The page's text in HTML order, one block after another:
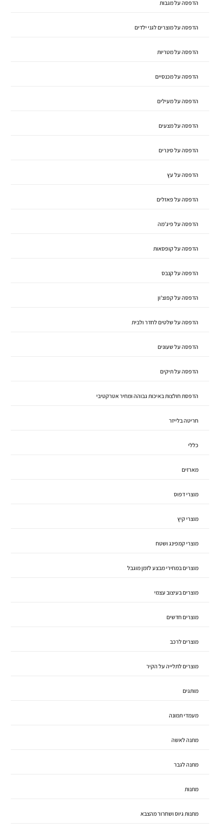
הדפסה על מגבות
הדפסה על מוצרים לגני ילדים
הדפסה על מטריות
הדפסה על מכנסיים
הדפסה על מעילים
הדפסה על מצעים
הדפסה על סינרים
הדפסה על עץ
הדפסה על פאזלים
הדפסה על פיג'מה
הדפסה על קופסאות
הדפסה על קנבס
הדפסה על קפוצ'ון
הדפסה על שלטים לחדר ולבית
הדפסה על שעונים
הדפסה על תיקים
הדפסת חולצות באיכות גבוהה ומחיר אטרקטיבי
חריטה בלייזר
כללי
מארזים
מוצרי דפוס
מוצרי קיץ
מוצרי קמפינג ושטח
מוצרים במחירי מבצע לזמן מוגבל
מוצרים בעיצוב עצמי
מוצרים חדשים
מוצרים לרכב
מוצרים לתלייה על הקיר
מותגים
מעמדי תמונה
מתנה לאשה
מתנה לגבר
מתנות
מתנות גיוס ושחרור מהצבא